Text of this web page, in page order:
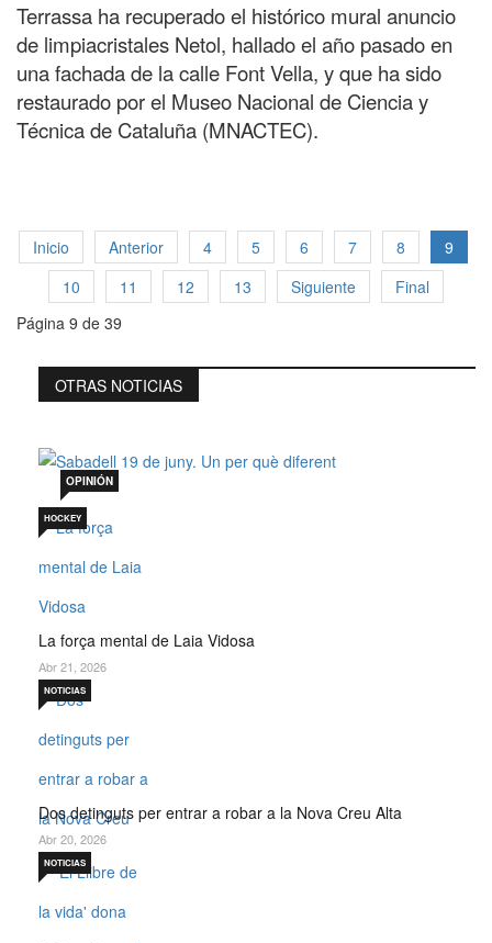
Terrassa ha recuperado el histórico mural anuncio
de limpiacristales Netol, hallado el año pasado en
una fachada de la calle Font Vella, y que ha sido
restaurado por el Museo Nacional de Ciencia y
Técnica de Cataluña (MNACTEC).
Inicio Anterior 4 5 6 7 8
9
10
11 12 13 Siguiente
Final
Página 9 de 39
OTRAS NOTICIAS
Sabadell 19 de juny. Un per què diferent
OPINIÓN
La força mental de Laia Vidosa
HOCKEY
Abr 21, 2026
Dos detinguts per entrar a robar a la Nova Creu Alta
NOTICIAS
Abr 20, 2026
NOTICIAS